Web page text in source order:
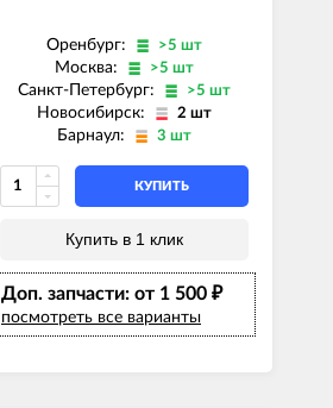
Оренбург: >5 шт
Москва: >5 шт
Санкт-Петербург: >5 шт
Новосибирск: 2 шт
Барнаул: 3 шт
КУПИТЬ
Купить в 1 клик
Доп. запчасти: от 1 500 ₽
посмотреть все варианты